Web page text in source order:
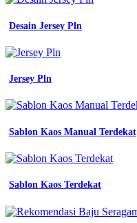
Desain Jersey Pln
Jersey Pln
Sablon Kaos Manual Terdekat
Sablon Kaos Terdekat